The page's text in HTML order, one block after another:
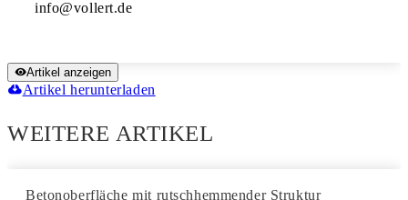
Artikel anzeigen
Artikel herunterladen
WEITERE ARTIKEL
Betonoberfläche mit rutschhemmender Struktur